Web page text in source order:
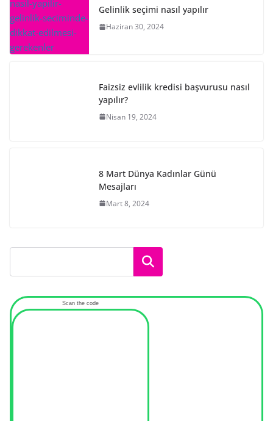
Gelinlik seçimi nasıl yapılır
Haziran 30, 2024
Faizsiz evlilik kredisi başvurusu nasıl
yapılır?
Nisan 19, 2024
8 Mart Dünya Kadınlar Günü
Mesajları
Mart 8, 2024
Ara
Scan the code